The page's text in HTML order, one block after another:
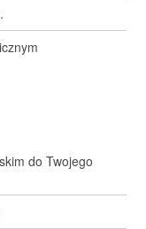
do Twojego